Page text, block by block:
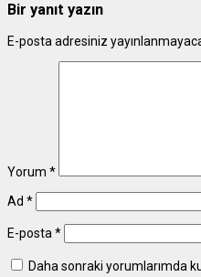
Bir yanıt yazın
E-posta adresiniz
Yorum *
Ad *
E-posta *
Daha sonraki yorumlarımda